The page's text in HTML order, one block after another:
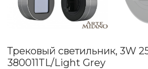
Трековый светильник, 3W
380011TL/Light Grey